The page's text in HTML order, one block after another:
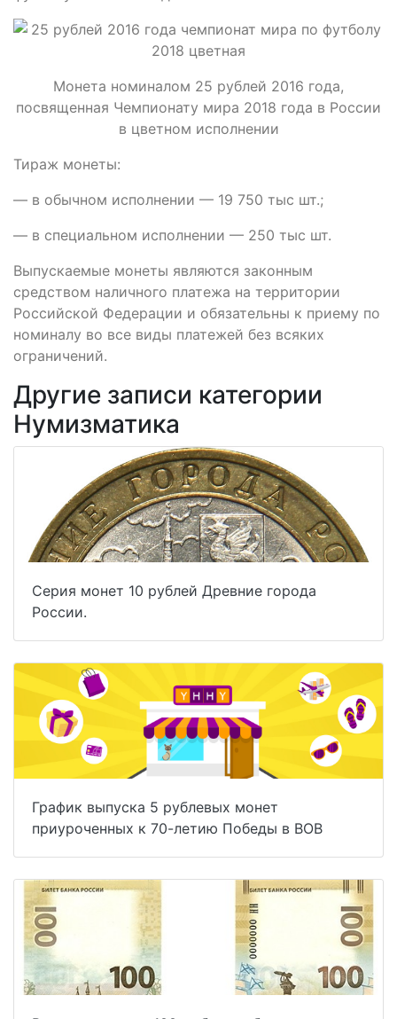
Монета номиналом 25 рублей 2016 года,
посвященная Чемпионату мира 2018 года в России
в цветном исполнении
Тираж монеты:
— в обычном исполнении — 19 750 тыс шт.;
— в специальном исполнении — 250 тыс шт.
Выпускаемые монеты являются законным
средством наличного платежа на территории
Российской Федерации и обязательны к приему по
номиналу во все виды платежей без всяких
ограничений.
Другие записи категории
Нумизматика
Серия монет 10 рублей Древние города
России.
График выпуска 5 рублевых монет
приуроченных к 70-летию Победы в ВОВ